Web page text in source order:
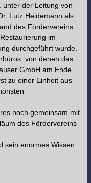
unter der Leitung von
Lutz Heidemann als
des Fördervereins
im
durchgeführt wurde.
von denen das
GmbH am Ende
zu einer Einheit aus
noch gemeinsam mit
des Fördervereins
sein enormes Wissen